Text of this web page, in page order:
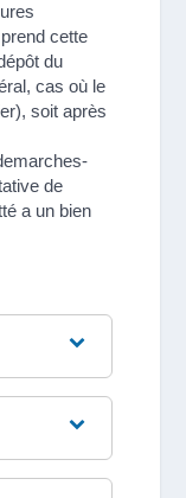
cette
du
cas où le
soit après
de
a un bien